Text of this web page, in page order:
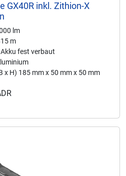
GX40R inkl. Zithion-X
lm
m
Akku fest verbaut
x H) 185 mm x 50 mm x 50 mm